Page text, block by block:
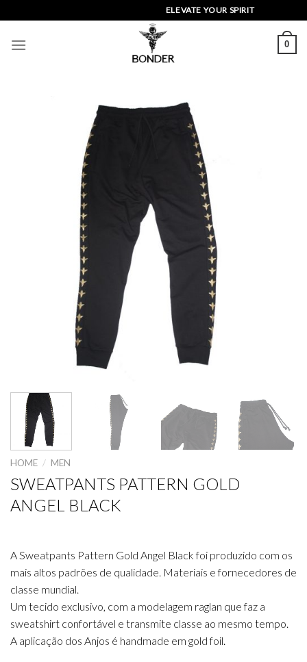
to
content
ELEVATE YOUR SPIRIT
0
HOME / MEN
SWEATPANTS PATTERN GOLD
ANGEL BLACK
A Sweatpants Pattern Gold Angel Black foi produzido com os
mais altos padrões de qualidade. Materiais e fornecedores de
classe mundial.
Um tecido exclusivo, com a modelagem raglan que faz a
sweatshirt confortável e transmite classe ao mesmo tempo.
A aplicação dos Anjos é handmade em gold foil.